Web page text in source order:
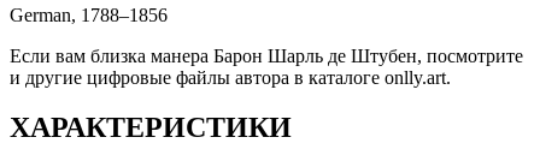
German, 1788–1856
Если вам близка манера Барон Шарль де Штубен, посмотрите
и другие цифровые файлы автора в каталоге onlly.art.
ХАРАКТЕРИСТИКИ